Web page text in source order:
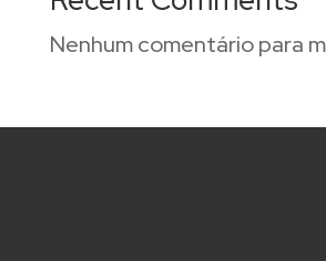
Nenhum comentário para